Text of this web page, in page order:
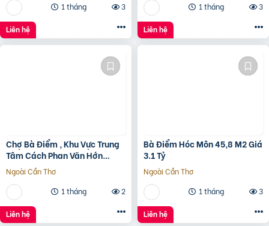
1 tháng
3
Liên hệ
1 tháng
3
Liên hệ
Chợ Bà Điểm , Khu Vực Trung
Tâm Cách Phan Văn Hớn
100m
Ngoài Cần Thơ
1 tháng
2
Liên hệ
Bà Điểm Hóc Môn 45,8 M2 Giá
3.1 Tỷ
Ngoài Cần Thơ
1 tháng
3
Liên hệ